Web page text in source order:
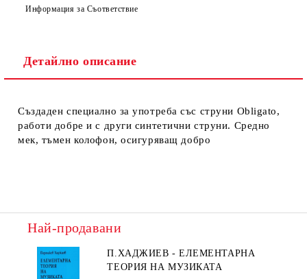
Информация за Съответствие
Детайлно описание
Създаден специално за употреба със струни Obligato,
работи добре и с други синтетични струни. Средно
мек, тъмен колофон, осигуряващ добро
Най-продавани
П.ХАДЖИЕВ - ЕЛЕМЕНТАРНА
ТЕОРИЯ НА МУЗИКАТА